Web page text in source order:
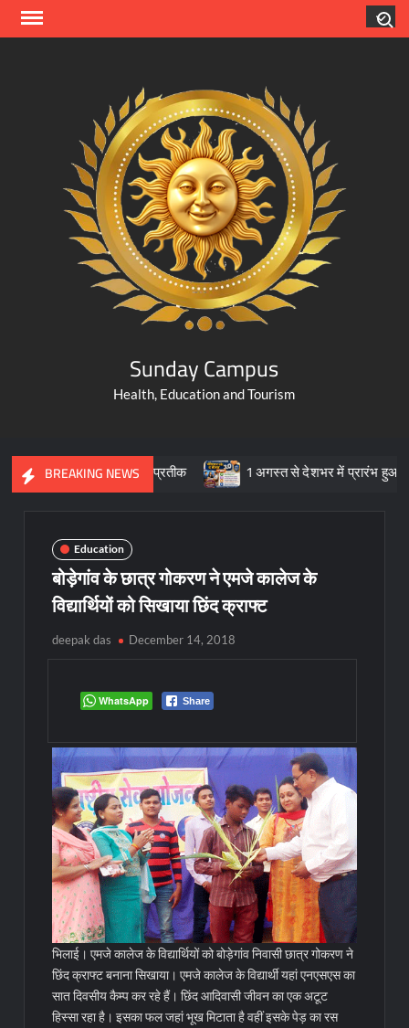
Skip
Sunday Campus
Health, Education and Tourism
BREAKING NEWS
विरासत का प्रतीक 1 अगस्त से देशभर में प्रारंभ हुआ ’मीडियेशन फॉर
Education
बोड़ेगांव के छात्र गोकरण ने एमजे कालेज के
विद्यार्थियों को सिखाया छिंद क्राफ्ट
deepak das December 14, 2018
WhatsApp Share
भिलाई। एमजे कालेज के विद्यार्थियों को बोड़ेगांव निवासी छात्र गोकरण ने
छिंद क्राफ्ट बनाना सिखाया। एमजे कालेज के विद्यार्थी यहां एनएसएस का
सात दिवसीय कैम्प कर रहे हैं। छिंद आदिवासी जीवन का एक अटूट
हिस्सा रहा है। इसका फल जहां भूख मिटाता है वहीं इसके पेड़ का रस